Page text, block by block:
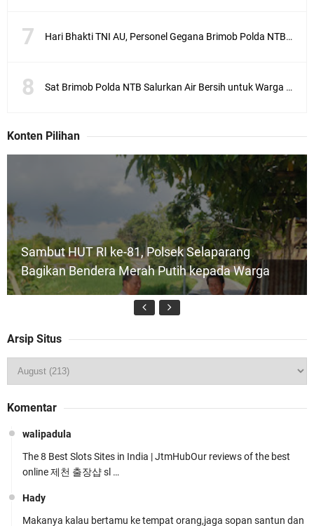
Hari Bhakti TNI AU, Personel Gegana Brimob Polda NTB Donor Darah
Sat Brimob Polda NTB Salurkan Air Bersih untuk Warga Terdampak Kekeringan
Konten Pilihan
Sambut HUT RI ke-81, Polsek Selaparang
Bagikan Bendera Merah Putih kepada Warga
Hadapi Tantangan Kamtibmas
Arsip Situs
Komentar
walipadula
The 8 Best Slots Sites in India | JtmHubOur reviews of the best
online 제천 출장샵 sl …
Hady
Makanya kalau bertamu ke tempat orang,jaga sopan santun dan